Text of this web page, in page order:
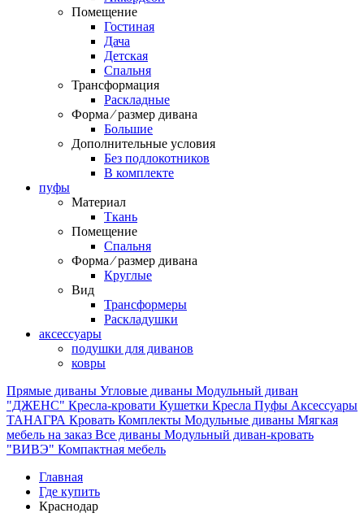
Помещение
Гостиная
Дача
Детская
Спальня
Трансформация
Раскладные
Форма ⁄ размер дивана
Большие
Дополнительные условия
Без подлокотников
В комплекте
пуфы
Материал
Ткань
Помещение
Спальня
Форма ⁄ размер дивана
Круглые
Вид
Трансформеры
Раскладушки
аксессуары
подушки для диванов
ковры
Прямые диваны Угловые диваны Модульный диван
"ДЖЕНС" Кресла-кровати Кушетки Кресла Пуфы Аксессуары
ТАНАГРА Кровать Комплекты Модульные диваны Мягкая
мебель на заказ Все диваны Модульный диван-кровать
"ВИВЭ" Компактная мебель
Главная
Где купить
Краснодар